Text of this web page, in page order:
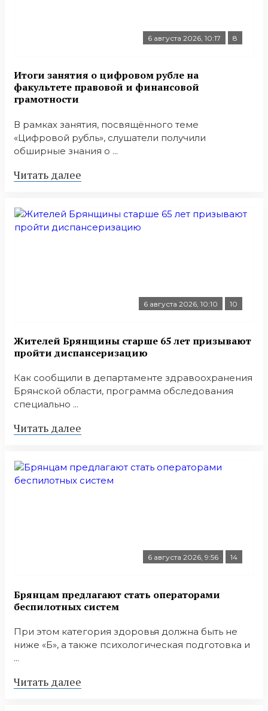
6 августа 2026, 10:17 8
Итоги занятия о цифровом рубле на
факультете правовой и финансовой
грамотности
В рамках занятия, посвящённого теме
«Цифровой рубль», слушатели получили
обширные знания о ...
Читать далее
6 августа 2026, 10:10 10
Жителей Брянщины старше 65 лет призывают
пройти диспансеризацию
Как сообщили в департаменте здравоохранения
Брянской области, программа обследования
специально ...
Читать далее
6 августа 2026, 9:56 14
Брянцам предлагают стать операторами
беспилотных систем
При этом категория здоровья должна быть не
ниже «Б», а также психологическая подготовка и
...
Читать далее